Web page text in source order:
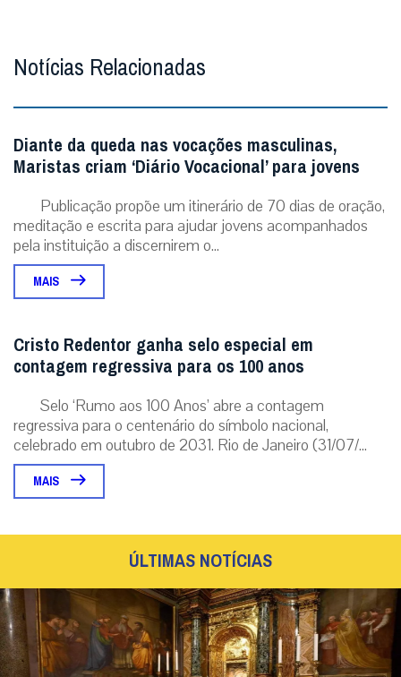
Notícias Relacionadas
Diante da queda nas vocações masculinas,
Maristas criam ‘Diário Vocacional’ para jovens
Publicação propõe um itinerário de 70 dias de oração,
meditação e escrita para ajudar jovens acompanhados
pela instituição a discernirem o...
MAIS
Cristo Redentor ganha selo especial em
contagem regressiva para os 100 anos
Selo ‘Rumo aos 100 Anos’ abre a contagem
regressiva para o centenário do símbolo nacional,
celebrado em outubro de 2031. Rio de Janeiro (31/07/...
MAIS
ÚLTIMAS NOTÍCIAS